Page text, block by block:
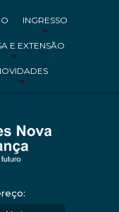
INGRESSO
E EXTENSÃO